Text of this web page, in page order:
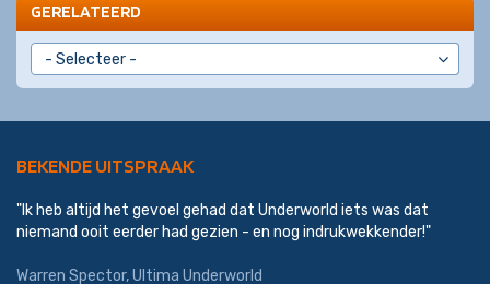
GERELATEERD
BEKENDE UITSPRAAK
"Ik heb altijd het gevoel gehad dat Underworld iets was dat
niemand ooit eerder had gezien - en nog indrukwekkender!"
Warren Spector, Ultima Underworld